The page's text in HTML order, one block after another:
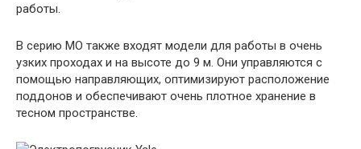
работы.
В серию MO также входят модели для работы в очень
узких проходах и на высоте до 9 м. Они управляются с
помощью направляющих, оптимизируют расположение
поддонов и обеспечивают очень плотное хранение в
тесном пространстве.